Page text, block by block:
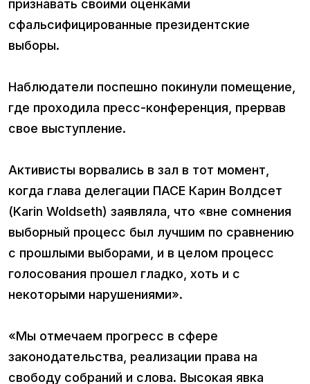
признавать своими оценками
сфальсифицированные президентские
выборы.
Наблюдатели поспешно покинули помещение,
где проходила пресс-конференция, прервав
свое выступление.
Активисты ворвались в зал в тот момент,
когда глава делегации ПАСЕ Карин Волдсет
(Karin Woldseth) заявляла, что «вне сомнения
выборный процесс был лучшим по сравнению
с прошлыми выборами, и в целом процесс
голосования прошел гладко, хоть и с
некоторыми нарушениями».
«Мы отмечаем прогресс в сфере
законодательства, реализации права на
свободу собраний и слова. Высокая явка